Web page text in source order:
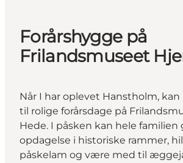
Forårshygge på
Frilandsmuseet
Når I har oplevet Hanstholm, kan
til rolige forårsdage på
Hede. I påsken kan hele familien
opdagelse i historiske rammer,
påskelam og være med til